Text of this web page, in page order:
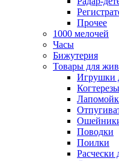
Прочее
1000 мелочей
Часы
Бижутерия
Товары для
Игрушки
Когтерезы
Поводки
Поилки
Расчески